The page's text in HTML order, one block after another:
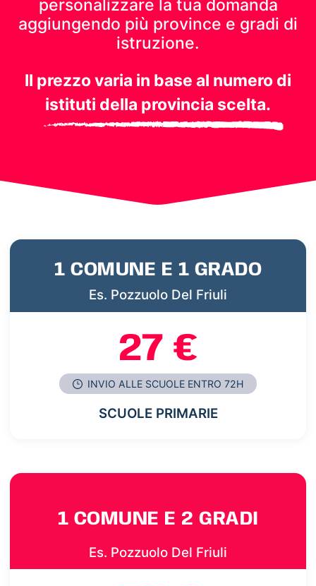
personalizzare la tua domanda
aggiungendo più province e gradi di
istruzione.
Il prezzo varia in base al numero di
istituti della provincia scelta.
1 COMUNE E 1 GRADO
Es. Pozzuolo Del Friuli
27 €
INVIO ALLE SCUOLE ENTRO 72H
SCUOLE PRIMARIE
1 COMUNE E 2 GRADI
Es. Pozzuolo Del Friuli